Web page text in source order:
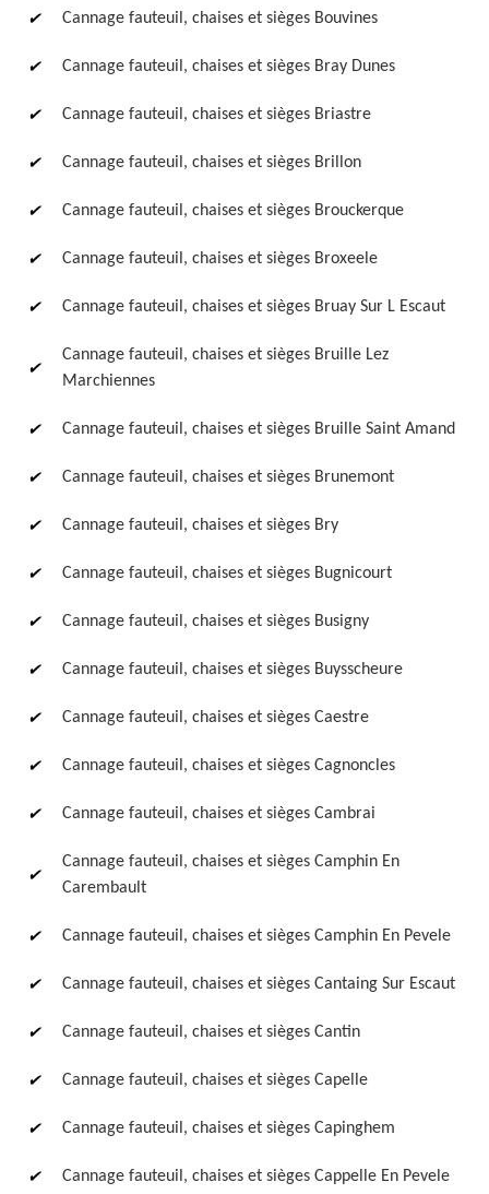
Cannage fauteuil, chaises et sièges Bouvines
Cannage fauteuil, chaises et sièges Bray Dunes
Cannage fauteuil, chaises et sièges Briastre
Cannage fauteuil, chaises et sièges Brillon
Cannage fauteuil, chaises et sièges Brouckerque
Cannage fauteuil, chaises et sièges Broxeele
Cannage fauteuil, chaises et sièges Bruay Sur L Escaut
Cannage fauteuil, chaises et sièges Bruille Lez
Marchiennes
Cannage fauteuil, chaises et sièges Bruille Saint Amand
Cannage fauteuil, chaises et sièges Brunemont
Cannage fauteuil, chaises et sièges Bry
Cannage fauteuil, chaises et sièges Bugnicourt
Cannage fauteuil, chaises et sièges Busigny
Cannage fauteuil, chaises et sièges Buysscheure
Cannage fauteuil, chaises et sièges Caestre
Cannage fauteuil, chaises et sièges Cagnoncles
Cannage fauteuil, chaises et sièges Cambrai
Cannage fauteuil, chaises et sièges Camphin En
Carembault
Cannage fauteuil, chaises et sièges Camphin En Pevele
Cannage fauteuil, chaises et sièges Cantaing Sur Escaut
Cannage fauteuil, chaises et sièges Cantin
Cannage fauteuil, chaises et sièges Capelle
Cannage fauteuil, chaises et sièges Capinghem
Cannage fauteuil, chaises et sièges Cappelle En Pevele